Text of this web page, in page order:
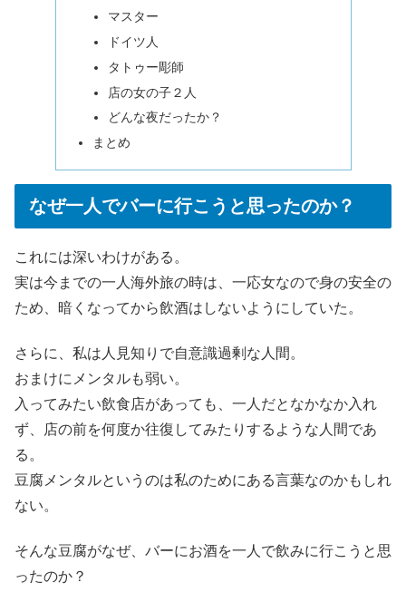
マスター
ドイツ人
タトゥー彫師
店の女の子２人
どんな夜だったか？
まとめ
なぜ一人でバーに行こうと思ったのか？
これには深いわけがある。
実は今までの一人海外旅の時は、一応女なので身の安全の
ため、暗くなってから飲酒はしないようにしていた。
さらに、私は人見知りで自意識過剰な人間。
おまけにメンタルも弱い。
入ってみたい飲食店があっても、一人だとなかなか入れ
ず、店の前を何度か往復してみたりするような人間であ
る。
豆腐メンタルというのは私のためにある言葉なのかもしれ
ない。
そんな豆腐がなぜ、バーにお酒を一人で飲みに行こうと思
ったのか？